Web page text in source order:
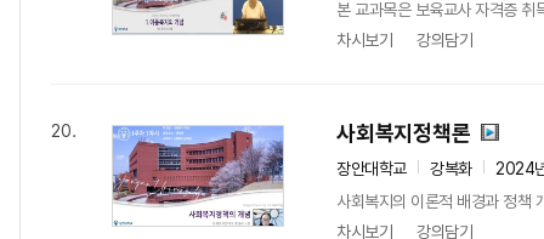
본 교과목은 보육교사 자격증 취
차시보기
강의담기
20. 사회복지정책론
장안대학교 강복화
2024
사회복지의 이론적 배경과 정책
차시보기
강의담기